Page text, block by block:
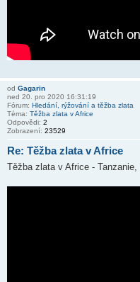
od Gagarin
ned 20. pro 2020 16:31:19
Fórum: Hledání, rýžování a těžba zlata
Téma: Těžba zlata v Africe
Odpovědi: 2
Zobrazení: 23529
Re: Těžba zlata v Africe
Těžba zlata v Africe - Tanzanie,